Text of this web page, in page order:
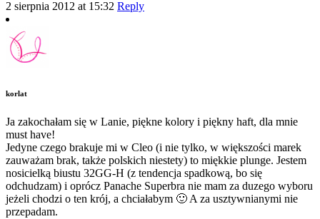
2 sierpnia 2012 at 15:32 Reply
korlat
Ja zakochałam się w Lanie, piękne kolory i piękny haft, dla mnie
must have!
Jedyne czego brakuje mi w Cleo (i nie tylko, w większości marek
zauważam brak, także polskich niestety) to miękkie plunge. Jestem
nosicielką biustu 32GG-H (z tendencja spadkową, bo się
odchudzam) i oprócz Panache Superbra nie mam za duzego wyboru
jeżeli chodzi o ten krój, a chciałabym 🙂 A za usztywnianymi nie
przepadam.